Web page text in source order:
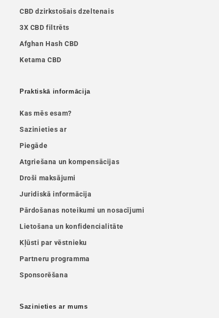
CBD dzirkstošais dzeltenais
3X CBD filtrēts
Afghan Hash CBD
Ketama CBD
Praktiskā informācija
Kas mēs esam?
Sazinieties ar
Piegāde
Atgriešana un kompensācijas
Droši maksājumi
Juridiskā informācija
Pārdošanas noteikumi un nosacījumi
Lietošana un konfidencialitāte
Kļūsti par vēstnieku
Partneru programma
Sponsorēšana
Sazinieties ar mums